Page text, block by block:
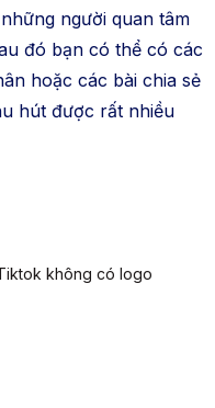
không có logo
người quan tâm
đó bạn có thể có các
hoặc các bài chia sẻ
hút được rất nhiều